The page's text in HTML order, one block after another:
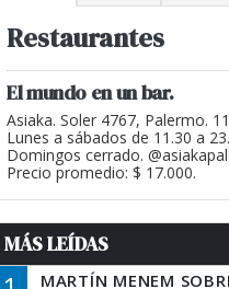
Restaurantes
El mundo en un bar.
Asiaka. Soler 4767, Palermo.
Lunes a sábados de 11.30 a
Domingos cerrado.
Precio promedio: $ 17.000.
MÁS LEÍDAS
MARTÍN MENEM